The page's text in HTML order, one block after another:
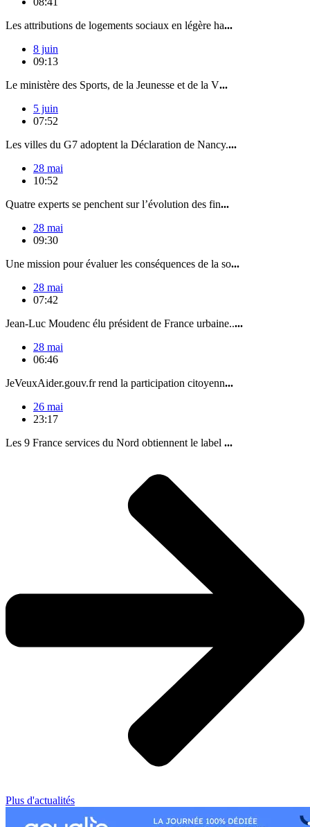
Les attributions de logements sociaux en légère ha...
8 juin
09:13
Le ministère des Sports, de la Jeunesse et de la V...
5 juin
07:52
Les villes du G7 adoptent la Déclaration de Nancy....
28 mai
10:52
Quatre experts se penchent sur l’évolution des fin...
28 mai
09:30
Une mission pour évaluer les conséquences de la so...
28 mai
07:42
Jean-Luc Moudenc élu président de France urbaine.....
28 mai
06:46
JeVeuxAider.gouv.fr rend la participation citoyenn...
26 mai
23:17
Les 9 France services du Nord obtiennent le label ...
Plus d'actualités